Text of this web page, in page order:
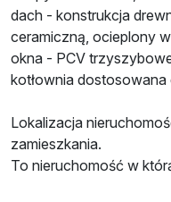
dach - konstrukcja
ceramiczną, ocieplony
okna - PCV
kotłownia dostosowana
Lokalizacja
zamieszkania.
To nieruchomość w